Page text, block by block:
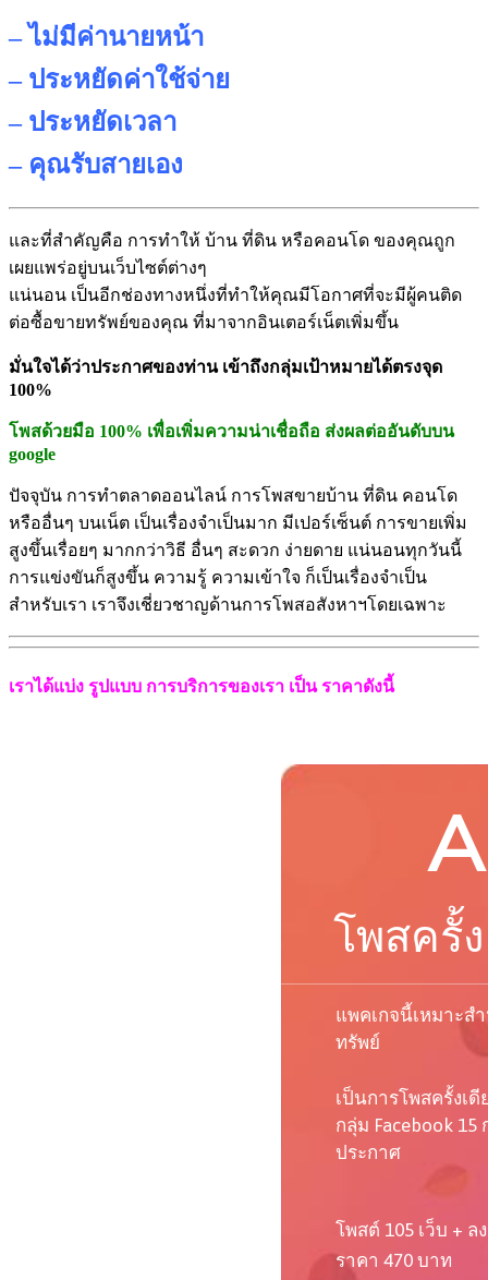
– ไม่มีค่านายหน้า
– ประหยัดค่าใช้จ่าย
– ประหยัดเวลา
– คุณรับสายเอง
และที่สำคัญคือ การทำให้ บ้าน ที่ดิน หรือคอนโด ของคุณถูก
เผยแพร่อยู่บนเว็บไซต์ต่างๆ
แน่นอน เป็นอีกช่องทางหนึ่งที่ทำให้คุณมีโอกาศที่จะมีผู้คนติด
ต่อซื้อขายทรัพย์ของคุณ ที่มาจากอินเตอร์เน็ตเพิ่มขึ้น
มั่นใจได้ว่าประกาศของท่าน เข้าถึงกลุ่มเป้าหมายได้ตรงจุด
100%
โพสด้วยมือ 100% เพื่อเพิ่มความน่าเชื่อถือ ส่งผลต่ออันดับบน
google
ปัจจุบัน การทำตลาดออนไลน์ การโพสขายบ้าน ที่ดิน คอนโด
หรืออื่นๆ บนเน็ต เป็นเรื่องจำเป็นมาก มีเปอร์เซ็นต์ การขายเพิ่ม
สูงขึ้นเรื่อยๆ มากกว่าวิธี อื่นๆ สะดวก ง่ายดาย แน่นอนทุกวันนี้
การแข่งขันก็สูงขึ้น ความรู้ ความเข้าใจ ก็เป็นเรื่องจำเป็น
สำหรับเรา เราจึงเชี่ยวชาญด้านการโพสอสังหาฯโดยเฉพาะ
เราได้แบ่ง รูปแบบ การบริการของเรา เป็น ราคาดังนี้
A
โพสครั้
แพคเกจนี้เหมาะส
ทรัพย์
เป็นการโพสครั้งเดี
กลุ่ม Facebook
ประกาศ
โพสต์ 105 เว็บ + ล
ราคา 470 บาท